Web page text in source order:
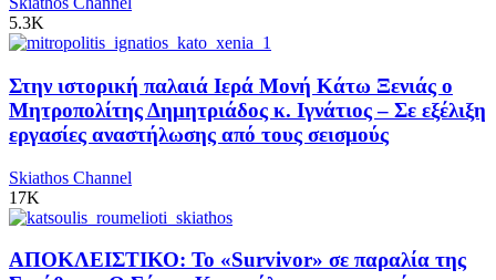
5.3K
Στην ιστορική παλαιά Ιερά Μονή Κάτω Ξενιάς ο
Μητροπολίτης Δημητριάδος κ. Ιγνάτιος – Σε εξέλιξη
εργασίες αναστήλωσης από τους σεισμούς
Skiathos Channel
17K
ΑΠΟΚΛΕΙΣΤΙΚΟ: Το «Survivor» σε παραλία της